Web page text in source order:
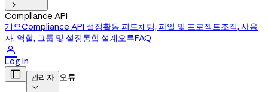

Compliance API
개요Compliance API 설정활동 피드채팅, 파일 및 프로젝트조직, 사용
자, 역할, 그룹 및 설정통합 설계오류FAQ

Log in
 관리자

오류